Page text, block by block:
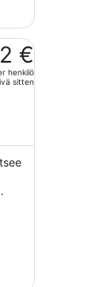
€
henkilö
sitten